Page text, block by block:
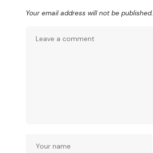
Your email address will not be published.